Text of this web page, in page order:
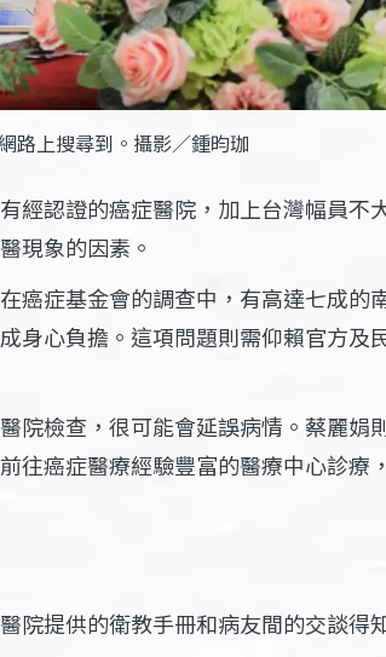
路上搜尋到。攝影／鍾昀珈
經認證的癌症醫院，加上台灣幅員不
現象的因素。
癌症基金會的調查中，有高達七成的
身心負擔。這項問題則需仰賴官方及
院檢查，很可能會延誤病情。蔡麗娟
癌症醫療經驗豐富的醫療中心診療
院提供的衛教手冊和病友間的交談得